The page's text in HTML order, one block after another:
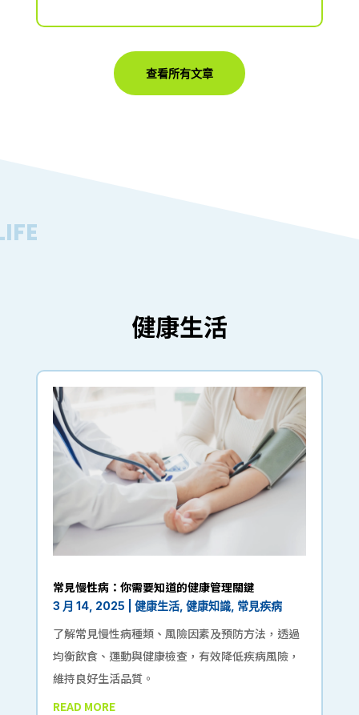
查看所有文章
健康生活
常見慢性病：你需要知道的健康管理關鍵
3 月 14, 2025 健康生活, 健康知識, 常見疾病
了解常見慢性病種類、風險因素及預防方法，透過
均衡飲食、運動與健康檢查，有效降低疾病風險，
維持良好生活品質。
READ MORE